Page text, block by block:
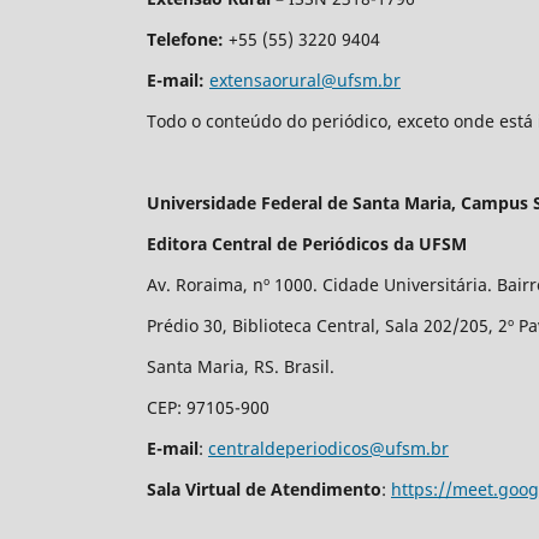
Telefone: +55 (55) 3220 9404
E-mail: extensaorural@ufsm.br
Todo o conteúdo do periódico, exceto onde
Universidade Federal de Santa Maria, Campus
Editora Central de Periódicos da UFSM
Av. Roraima, nº 1000. Cidade Universitária.
Prédio 30, Biblioteca Central, Sala 202/205, 2º
Santa Maria, RS. Brasil.
CEP: 97105-900
E-mail: centraldeperiodicos@ufsm.br
Sala Virtual de Atendimento: https://